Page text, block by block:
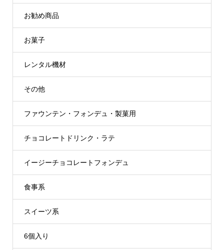
お勧め商品
お菓子
レンタル機材
その他
ファウンテン・フォンデュ・製菓用
チョコレートドリンク・ラテ
イージーチョコレートフォンデュ
食事系
スイーツ系
6個入り